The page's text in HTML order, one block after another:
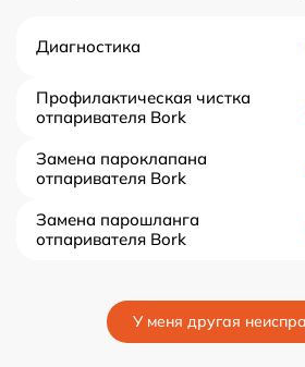
Диагностика
Профилактическая чистка
отпаривателя Bork
Замена пароклапана
отпаривателя Bork
Замена парошланга
отпаривателя Bork
У меня другая